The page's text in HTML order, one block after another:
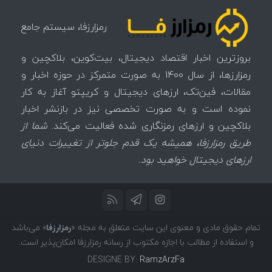
رمزارزفا، سیستم جامع
بروزترین اخبار اقتصاد دیجیتال، بیت‌کوین، بلاکچین و
رمزارزها، از سال 1400 به صورت متمرکز در حوزه اخبار و
مقالات، فین‌تک، ارزهای‌ دیجیتال و کریپتو آغاز به کار
نموده است و به صورت تخصصی نیز در بازنشر اخبار
بلاکچین و ارزهای رمزنگاری شده فعالیت می‌کند.شما از
طریق رمزارزفا، همیشه یک قدم جلوتر از تغییرات دنیای
ارزهای دیجیتال خواهید بود.
تمام حقوق مادی و معنوی این سایت متعلق به مجله «رمزارزفا» می‌باشد
و استفاده از مطالب با اجازه مکتوب از رسانه رمزارزفا امکان‌پذیر است.
DESIGNE BY: RamzArzFa